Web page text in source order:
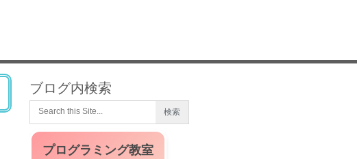
ブログ内検索
プログラミング教室